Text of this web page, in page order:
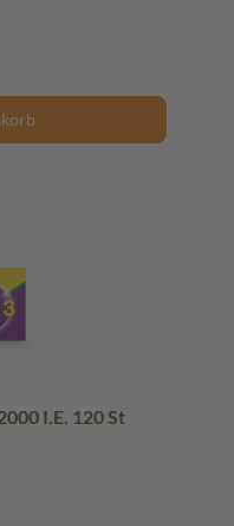
I.E. 120 St